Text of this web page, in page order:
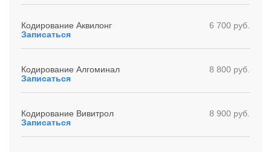
Кодирование Аквилонг
6 700 руб.
Записаться
Кодирование Алгоминал
8 800 руб.
Записаться
Кодирование Вивитрол
8 900 руб.
Записаться